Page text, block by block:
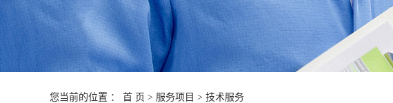
您当前的位置 ： 首 页 > 服务项目 > 技术服务